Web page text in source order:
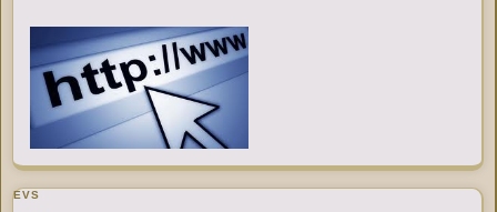
EVS